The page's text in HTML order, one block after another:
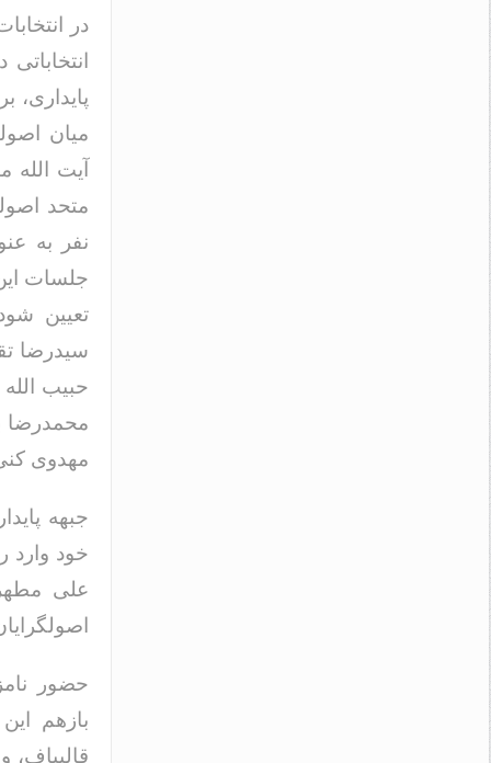
در
پایداری،
میان
آیت
نفر به
جلسات
تعیین
سیدرضا
حبیب
محمدرضا
مهدوی
جبهه
خود وارد
علی
حضور
بازهم
قالیباف،